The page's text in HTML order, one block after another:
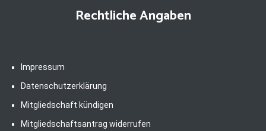
Rechtliche Angaben
Impressum
Datenschutzerklärung
Mitgliedschaft kündigen
Mitgliedschaftsantrag widerrufen